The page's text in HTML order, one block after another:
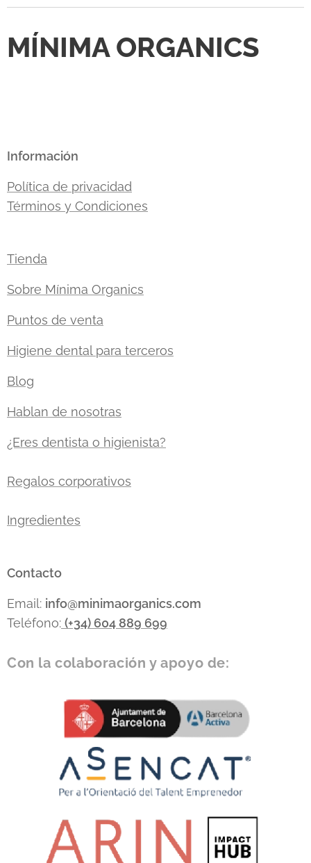
MÍNIMA ORGANICS
Información
Política de privacidad
Términos y Condiciones
Tienda
Sobre Mínima Organics
Puntos de venta
Higiene dental para terceros
Blog
Hablan de nosotras
¿Eres dentista o higienista?
Regalos corporativos
Ingredientes
Contacto
Email: info@minimaorganics.com
Teléfono: (+34) 604 889 699
Con la colaboración y apoyo de: